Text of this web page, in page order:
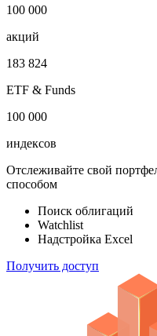
100 000
акций
183 824
ETF & Funds
100 000
индексов
Отслеживайте свой
способом
Поиск облигаций
Watchlist
Надстройка Excel
Получить доступ